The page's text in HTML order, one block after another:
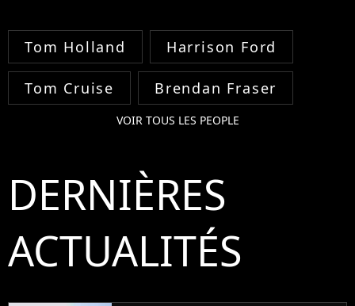
Tom Holland Harrison Ford
Tom Cruise Brendan Fraser
VOIR TOUS LES PEOPLE
DERNIÈRES
ACTUALITÉS